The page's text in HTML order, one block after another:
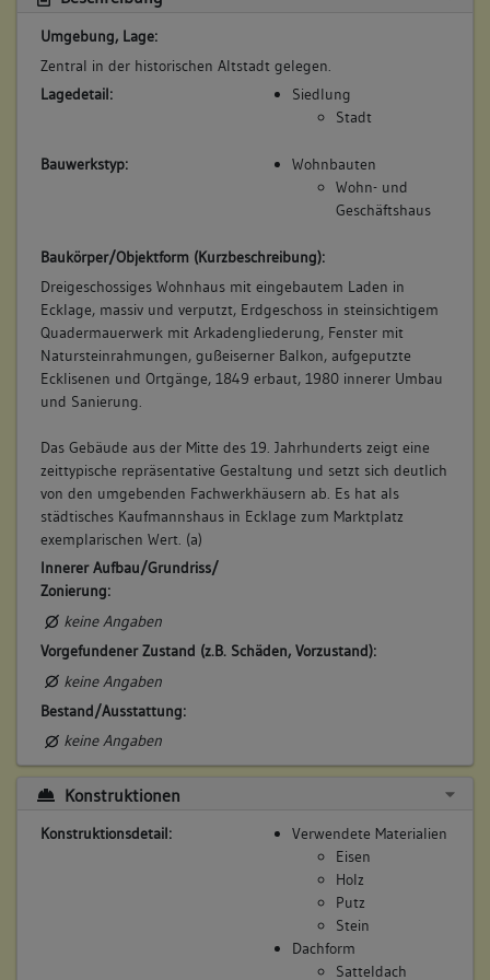
5. Besitzer:in:
(1693)
Rieger, Sebastian
Schwiegersohn des Mrtin Banger
Bäcker
Betroffene Gebäudeteile:
keine
6. Besitzer:in:
(1693 - 1738)
Rieger, Sebastian
Bemerkung Familie:
Schwiegersohn des Mrtin Banger
Bemerkung Besitz:
kauft 2. Hälfte
Beschreibung:
Beruf / Amt / Titel:
Bäcker
Betroffene Gebäudeteile:
keine
7. Besitzer:in:
Rieger, Witwe
Umgebung, Lage:
Zentral in der historischen Altstadt gelegen.
Lagedetail:
Siedlung
Stadt
Bauwerkstyp:
Wohnbauten
Wohn- und
Geschäftshaus
Baukörper/Objektform (Kurzbeschreibung):
Dreigeschossiges Wohnhaus mit eingebautem Laden in
Ecklage, massiv und verputzt, Erdgeschoss in steinsichtigem
Quadermauerwerk mit Arkadengliederung, Fenster mit
Natursteinrahmungen, gußeiserner Balkon, aufgeputzte
Ecklisenen und Ortgänge, 1849 erbaut, 1980 innerer Umbau
und Sanierung.
Das Gebäude aus der Mitte des 19. Jahrhunderts zeigt eine
zeittypische repräsentative Gestaltung und setzt sich deutlich
von den umgebenden Fachwerkhäusern ab. Es hat als
städtisches Kaufmannshaus in Ecklage zum Marktplatz
exemplarischen Wert. (a)
Innerer Aufbau/Grundriss/
Zonierung:
keine Angaben
Vorgefundener Zustand (z.B. Schäden, Vorzustand):
keine Angaben
Bestand/Ausstattung:
keine Angaben
Konstruktionen
Konstruktionsdetail:
Verwendete Materialien
Eisen
Holz
Putz
Stein
Dachform
Satteldach